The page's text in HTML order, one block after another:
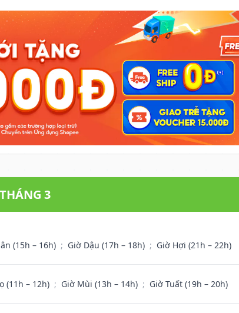
3
(15h – 16h) ; Giờ Dậu (17h – 18h) ; Giờ Hợi (21h – 22h)
(11h – 12h) ; Giờ Mùi (13h – 14h) ; Giờ Tuất (19h – 20h)